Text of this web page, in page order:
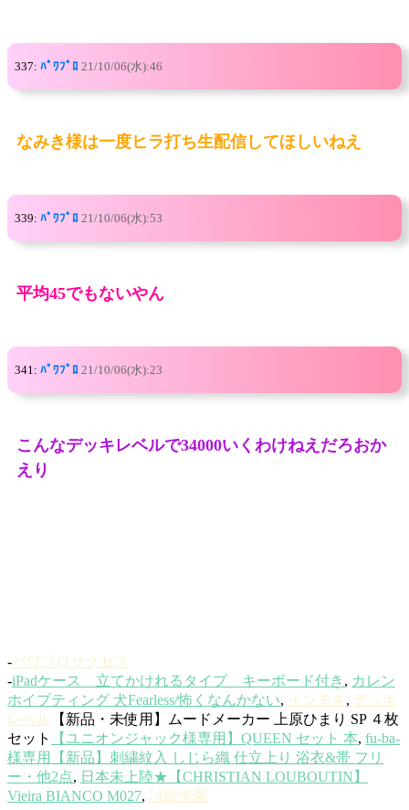
337: ﾊﾟﾜﾌﾟﾛ 21/10/06(水):46
なみき様は一度ヒラ打ち生配信してほしいねえ
339: ﾊﾟﾜﾌﾟﾛ 21/10/06(水):53
平均45でもないやん
341: ﾊﾟﾜﾌﾟﾛ 21/10/06(水):23
こんなデッキレベルで34000いくわけねえだろおか
えり
-パワプロサクセス
-iPadケース 立てかけれるタイプ キーボード付き , カレン
ホイプティング 犬Fearless/怖くなんかない, インチキ, デッキ
レベル 【新品・未使用】ムードメーカー 上原ひまり SP ４枚
セット
【ユニオンジャック様専用】QUEEN セット 本, fu-ba-
様専用【新品】刺繍紋入 しじら織 仕立上り 浴衣&帯 フリ
ー・他2点, 日本未上陸★【CHRISTIAN LOUBOUTIN】
Vieira BIANCO M027, 討総学園